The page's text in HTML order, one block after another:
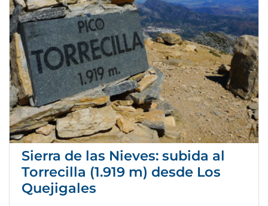
Sierra de las Nieves: subida al
Torrecilla (1.919 m) desde Los
Quejigales